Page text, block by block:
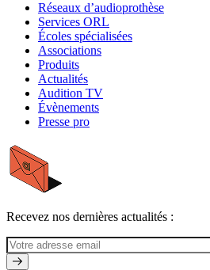
Réseaux d’audioprothèse
Services ORL
Écoles spécialisées
Associations
Produits
Actualités
Audition TV
Évènements
Presse pro
Recevez nos dernières actualités :